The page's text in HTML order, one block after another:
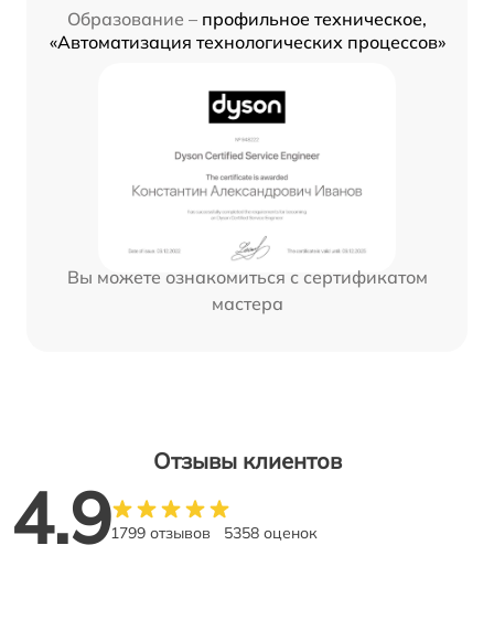
Образование – профильное техническое,
«Автоматизация технологических процессов»
Вы можете ознакомиться с сертификатом
мастера
Отзывы клиентов
4.91799 отзывов 5358 оценок